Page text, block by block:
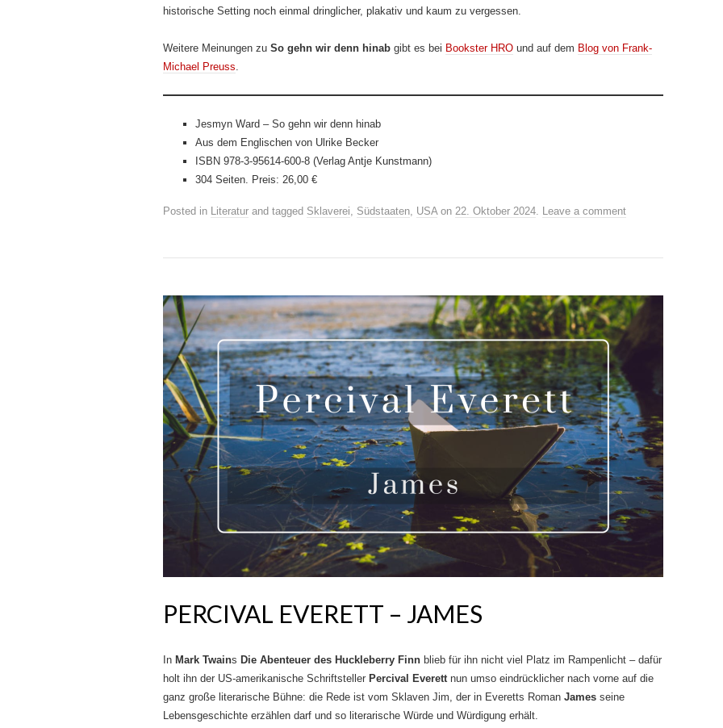
historische Setting noch einmal dringlicher, plakativ und kaum zu vergessen.
Weitere Meinungen zu So gehn wir denn hinab gibt es bei Bookster HRO und auf dem Blog von Frank-
Michael Preuss.
Jesmyn Ward – So gehn wir denn hinab
Aus dem Englischen von Ulrike Becker
ISBN 978-3-95614-600-8 (Verlag Antje Kunstmann)
304 Seiten. Preis: 26,00 €
Posted in Literatur and tagged Sklaverei, Südstaaten, USAon 22. Oktober 2024. Leave a comment
PERCIVAL EVERETT – JAMES
In Mark Twains Die Abenteuer des Huckleberry Finn blieb für ihn nicht viel Platz im Rampenlicht – dafür
holt ihn der US-amerikanische Schriftsteller Percival Everettnun umso eindrücklicher nach vorne auf die
ganz große literarische Bühne: die Rede ist vom Sklaven Jim, der in Everetts Roman James seine
Lebensgeschichte erzählen darf und so literarische Würde und Würdigung erhält.